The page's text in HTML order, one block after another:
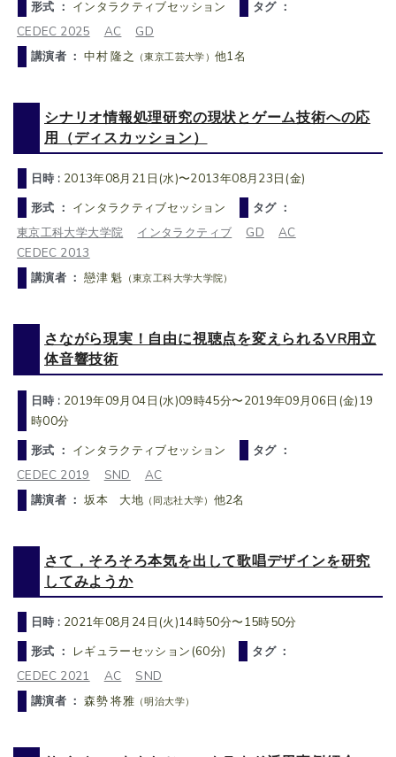
形式 ： インタラクティブセッション
タグ ：
CEDEC 2025
AC
GD
講演者 ：中村 隆之 （東京工芸大学） 他1名
シナリオ情報処理研究の現状とゲーム技術への応
用（ディスカッション）
日時 : 2013年08月21日(水)〜2013年08月23日(金)
形式 ： インタラクティブセッション
タグ ：
東京工科大学大学院
インタラクティブ GD
AC
CEDEC 2013
講演者 ：戀津 魁 （東京工科大学大学院）
さながら現実！自由に視聴点を変えられるVR用立
体音響技術
日時 : 2019年09月04日(水)09時45分〜2019年09月06日(金)19
時00分
形式 ： インタラクティブセッション
タグ ：
CEDEC 2019
SND
AC
講演者 ：坂本 大地 （同志社大学） 他2名
さて，そろそろ本気を出して歌唱デザインを研究
してみようか
日時 : 2021年08月24日(火)14時50分〜15時50分
形式 ： レギュラーセッション(60分)
タグ ：
CEDEC 2021
AC
SND
講演者 ：森勢 将雅 （明治大学）